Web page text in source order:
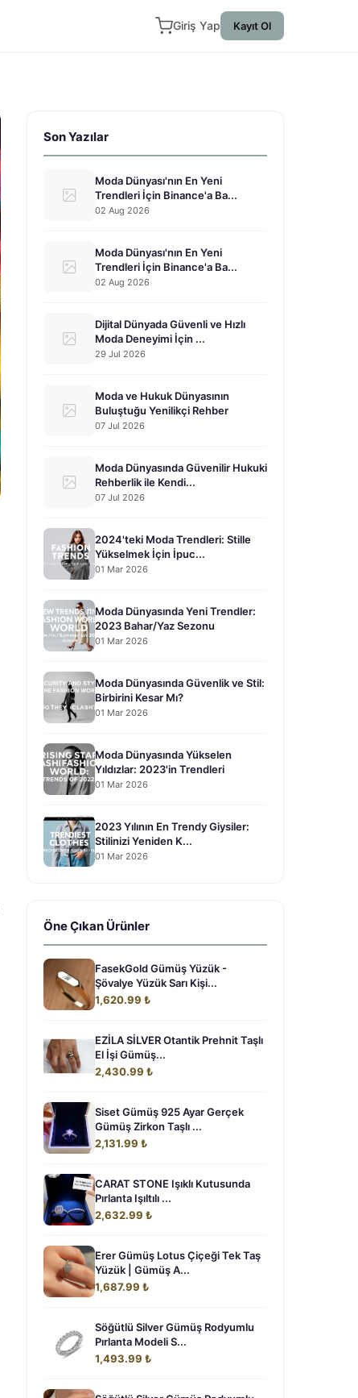
Giriş Yap Kayıt Ol
Son Yazılar
Moda Dünyası'nın En Yeni
Trendleri İçin Binance'a Ba...
02 Aug 2026
Moda Dünyası'nın En Yeni
Trendleri İçin Binance'a Ba...
02 Aug 2026
Dijital Dünyada Güvenli ve Hızlı
Moda Deneyimi İçin ...
29 Jul 2026
Moda ve Hukuk Dünyasının
Buluştuğu Yenilikçi Rehber
07 Jul 2026
Moda Dünyasında Güvenilir Hukuki
Rehberlik ile Kendi...
07 Jul 2026
2024'teki Moda Trendleri: Stille
Yükselmek İçin İpuc...
01 Mar 2026
Moda Dünyasında Yeni Trendler:
2023 Bahar/Yaz Sezonu
01 Mar 2026
Moda Dünyasında Güvenlik ve Stil:
Birbirini Kesar Mı?
01 Mar 2026
Moda Dünyasında Yükselen
Yıldızlar: 2023'in Trendleri
01 Mar 2026
2023 Yılının En Trendy Giysiler:
Stilinizi Yeniden K...
01 Mar 2026
Öne Çıkan Ürünler
FasekGold Gümüş Yüzük -
Şövalye Yüzük Sarı Kişi...
1,620.99 ₺
EZİLA SİLVER Otantik Prehnit Taşlı
El İşi Gümüş...
2,430.99 ₺
Siset Gümüş 925 Ayar Gerçek
Gümüş Zirkon Taşlı ...
2,131.99 ₺
CARAT STONE Işıklı Kutusunda
Pırlanta Işıltılı ...
2,632.99 ₺
Erer Gümüş Lotus Çiçeği Tek Taş
Yüzük | Gümüş A...
1,687.99 ₺
Söğütlü Silver Gümüş Rodyumlu
Pırlanta Modeli S...
1,493.99 ₺